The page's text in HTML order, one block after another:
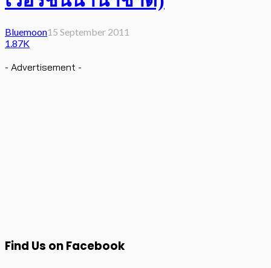
Bluemoon15 September 2011
1.87K
- Advertisement -
Find Us on Facebook